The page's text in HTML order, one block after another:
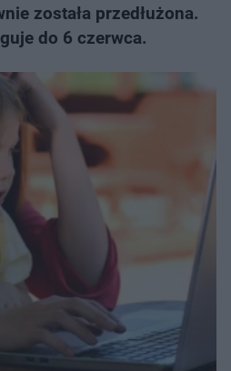
została przedłużona.
do 6 czerwca.